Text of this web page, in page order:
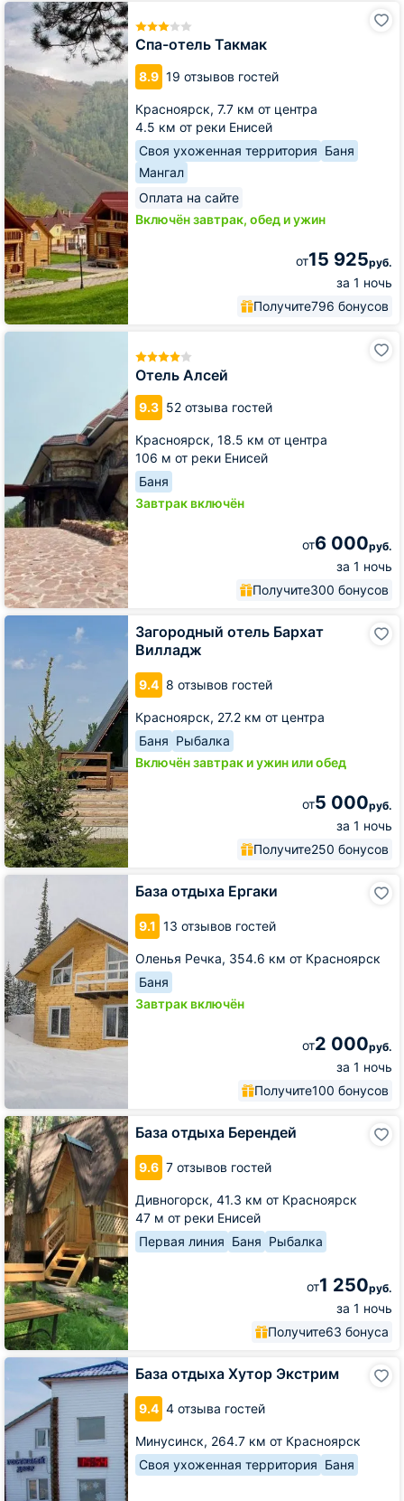
Спа-отель Такмак
8.9 19 отзывов гостей
Красноярск, 7.7 км от центра
4.5 км от реки Енисей
Своя ухоженная территория Баня
Мангал
Оплата на сайте
Включён завтрак, обед и ужин
от15 925руб.
за 1 ночь
Получите796 бонусов
Спа-
отель
Такмак
Отель Алсей
9.3 52 отзыва гостей
Красноярск, 18.5 км от центра
106 м от реки Енисей
Баня
Завтрак включён
от6 000руб.
за 1 ночь
Получите300 бонусов
Отель
Загородный отель Бархат
Вилладж
9.4 8 отзывов гостей
Красноярск, 27.2 км от центра
Баня Рыбалка
Включён завтрак и ужин или обед
от5 000руб.
за 1 ночь
Получите250 бонусов
Загородный
Вилладж
База отдыха Ергаки
9.1 13 отзывов гостей
Оленья Речка, 354.6 км от Красноярск
Баня
Завтрак включён
от2 000руб.
за 1 ночь
Получите100 бонусов
База
Ергаки
База отдыха Берендей
9.6 7 отзывов гостей
Дивногорск, 41.3 км от Красноярск
47 м от реки Енисей
Первая линия Баня Рыбалка
от1 250руб.
за 1 ночь
Получите63 бонуса
База
отдыха
Берендей
База отдыха Хутор Экстрим
9.4 4 отзыва гостей
Минусинск, 264.7 км от Красноярск
Своя ухоженная территория Баня
База
отдыха
Экстрим